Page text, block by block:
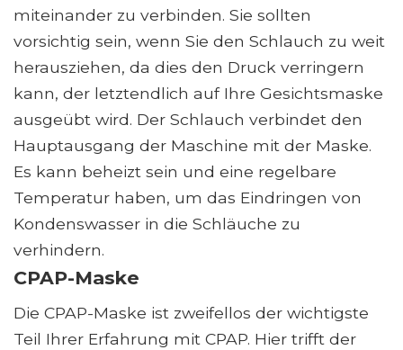
miteinander zu verbinden. Sie sollten
vorsichtig sein, wenn Sie den Schlauch zu weit
herausziehen, da dies den Druck verringern
kann, der letztendlich auf Ihre Gesichtsmaske
ausgeübt wird. Der Schlauch verbindet den
Hauptausgang der Maschine mit der Maske.
Es kann beheizt sein und eine regelbare
Temperatur haben, um das Eindringen von
Kondenswasser in die Schläuche zu
verhindern.
CPAP-Maske
Die CPAP-Maske ist zweifellos der wichtigste
Teil Ihrer Erfahrung mit CPAP. Hier trifft der